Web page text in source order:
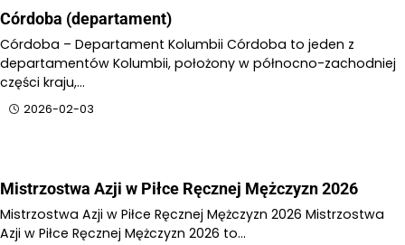
Córdoba (departament)
Córdoba – Departament Kolumbii Córdoba to jeden z
departamentów Kolumbii, położony w północno-zachodniej
części kraju,…
2026-02-03
Mistrzostwa Azji w Piłce Ręcznej Mężczyzn 2026
Mistrzostwa Azji w Piłce Ręcznej Mężczyzn 2026 Mistrzostwa
Azji w Piłce Ręcznej Mężczyzn 2026 to…